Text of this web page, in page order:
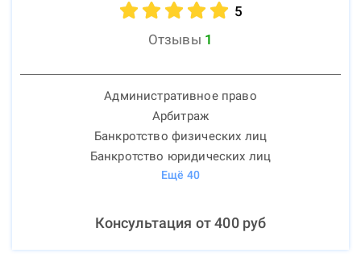
5
Отзывы 1
Административное право
Арбитраж
Банкротство физических лиц
Банкротство юридических лиц
Ещё 40
Консультация от400руб